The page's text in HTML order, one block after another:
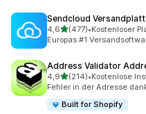
Sendcloud
4,6von 5 Sternen
(477)
477 Rezensionen
•Kostenloser
Europas #1
Address Validator
4,9von 5 Sternen
(214)
214 Rezensionen
•Kostenlose
Fehler in der Adresse
Built for Shopify